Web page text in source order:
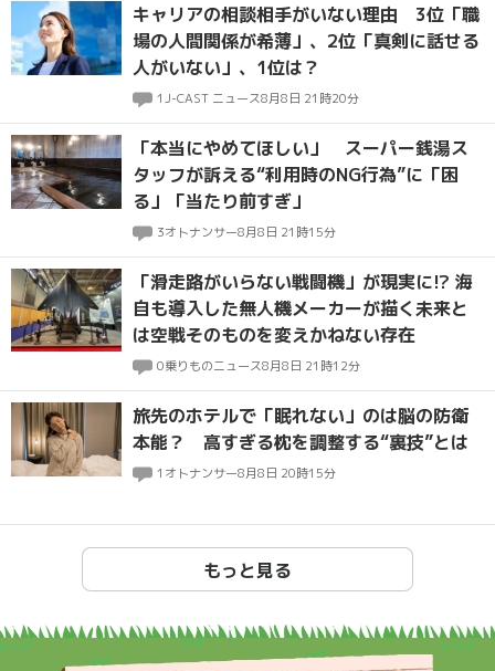
キャリアの相談相手がいない理由 3位「職
場の人間関係が希薄」、2位「真剣に話せる
人がいない」、1位は？
1J-CAST ニュース8月8日 21時20分
「本当にやめてほしい」 スーパー銭湯ス
タッフが訴える“利用時のNG行為”に「困
る」「当たり前すぎ」
3オトナンサー8月8日 21時15分
「滑走路がいらない戦闘機」が現実に!? 海
自も導入した無人機メーカーが描く未来と
は空戦そのものを変えかねない存在
0乗りものニュース8月8日 21時12分
旅先のホテルで「眠れない」のは脳の防衛
本能？ 高すぎる枕を調整する“裏技”とは
1 オトナンサー8月8日 20時15分
もっと見る